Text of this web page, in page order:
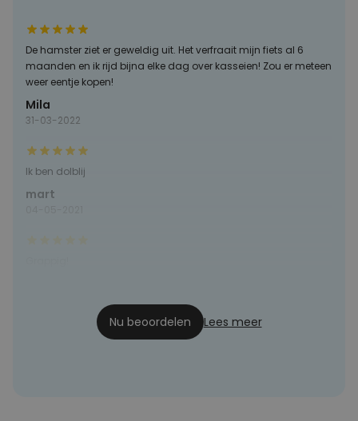
De hamster ziet er geweldig uit. Het verfraait mijn fiets al 6
maanden en ik rijd bijna elke dag over kasseien! Zou er meteen
weer eentje kopen!
Mila
31-03-2022
Ik ben dolblij
mart
Nu beoordelen Lees meer